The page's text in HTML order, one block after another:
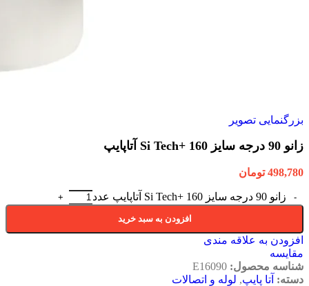
بزرگنمایی تصویر
زانو 90 درجه سایز 160 +Si Tech آتاپایپ
498,780 تومان
زانو 90 درجه سایز 160 +Si Tech آتاپایپ عدد
افزودن به سبد خرید
افزودن به علاقه مندی
مقایسه
شناسه محصول: E16090
دسته: آتا پایپ, لوله و اتصالات